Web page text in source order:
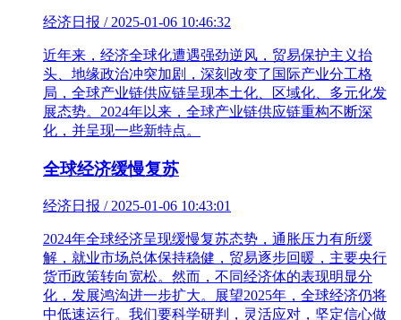
经济日报 / 2025-01-06 10:46:32
近年来，经济全球化遭遇强劲逆风，贸易保护主义抬
头、地缘政治冲突加剧，深刻改变了国际产业分工格
局，全球产业链供应链呈现本土化、区域化、多元化发
展态势。2024年以来，全球产业链供应链重构不断深
化，并呈现一些新特点。
全球经济缓慢复苏
经济日报 / 2025-01-06 10:43:01
2024年全球经济呈现缓慢复苏态势，通胀压力有所缓
解，就业市场总体保持稳健，贸易逐步回暖，主要央行
货币政策转向宽松。然而，不同经济体的表现明显分
化，发展鸿沟进一步扩大。展望2025年，全球经济仍将
中低速运行。我们要科学研判，灵活应对，坚定信心做